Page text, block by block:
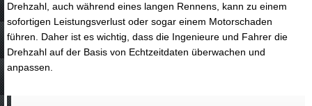
Drehzahl, auch während eines langen Rennens, kann zu einem
sofortigen Leistungsverlust oder sogar einem Motorschaden
führen. Daher ist es wichtig, dass die Ingenieure und Fahrer die
Drehzahl auf der Basis von Echtzeitdaten überwachen und
anpassen.